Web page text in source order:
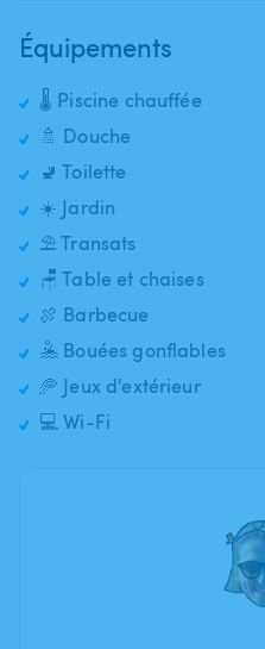
Équipements
🌡️ Piscine chauffée
🚿 Douche
🚽 Toilette
☀️ Jardin
⛱️ Transats
🪑 Table et chaises
🍖 Barbecue
🤽 Bouées gonflables
🥏 Jeux d'extérieur
💻 Wi-Fi